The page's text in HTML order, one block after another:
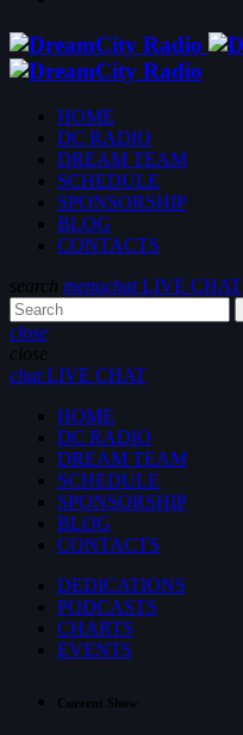
HOME
DC RADIO
DREAM TEAM
SCHEDULE
SPONSORSHIP
BLOG
CONTACTS
search menuchatLIVE CHAT
close
close
chatLIVE CHAT
HOME
DC RADIO
DREAM TEAM
SCHEDULE
SPONSORSHIP
BLOG
CONTACTS
DEDICATIONS
PODCASTS
CHARTS
EVENTS
Current Show